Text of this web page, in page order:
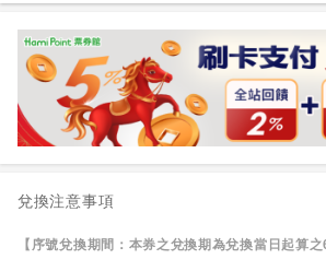
兌換注意事項
【序號兌換期間：本券之兌換期為兌換當日起算之